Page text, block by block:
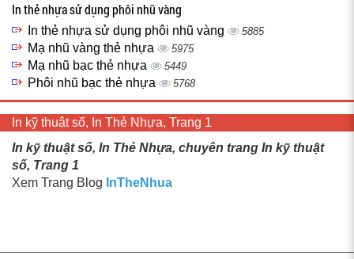
In thẻ nhựa sử dụng phôi nhũ vàng
In thẻ nhựa sử dụng phôi nhũ vàng 5885
Mạ nhũ vàng thẻ nhựa 5975
Mạ nhũ bạc thẻ nhựa 5449
Phôi nhũ bạc thẻ nhựa 5768
In kỹ thuật số, In Thẻ Nhựa, Trang 1
In kỹ thuật số, In Thẻ Nhựa, chuyên trang In kỹ thuật
số, Trang 1
Xem Trang Blog InTheNhua